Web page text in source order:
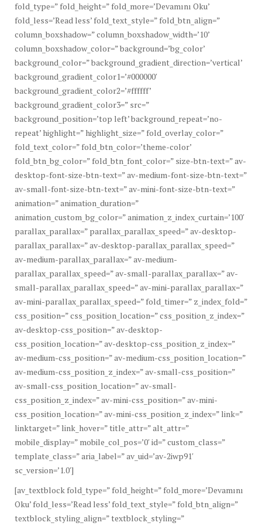
fold_type=” fold_height=” fold_more=’Devamını Oku’
fold_less=’Read less’ fold_text_style=” fold_btn_align=”
column_boxshadow=” column_boxshadow_width=’10’
column_boxshadow_color=” background=’bg_color’
background_color=” background_gradient_direction=’vertical’
background_gradient_color1=’#000000′
background_gradient_color2=’#ffffff’
background_gradient_color3=” src=”
background_position=’top left’ background_repeat=’no-
repeat’ highlight=” highlight_size=” fold_overlay_color=”
fold_text_color=” fold_btn_color=’theme-color’
fold_btn_bg_color=” fold_btn_font_color=” size-btn-text=” av-
desktop-font-size-btn-text=” av-medium-font-size-btn-text=”
av-small-font-size-btn-text=” av-mini-font-size-btn-text=”
animation=” animation_duration=”
animation_custom_bg_color=” animation_z_index_curtain=’100′
parallax_parallax=” parallax_parallax_speed=” av-desktop-
parallax_parallax=” av-desktop-parallax_parallax_speed=”
av-medium-parallax_parallax=” av-medium-
parallax_parallax_speed=” av-small-parallax_parallax=” av-
small-parallax_parallax_speed=” av-mini-parallax_parallax=”
av-mini-parallax_parallax_speed=” fold_timer=” z_index_fold=”
css_position=” css_position_location=” css_position_z_index=”
av-desktop-css_position=” av-desktop-
css_position_location=” av-desktop-css_position_z_index=”
av-medium-css_position=” av-medium-css_position_location=”
av-medium-css_position_z_index=” av-small-css_position=”
av-small-css_position_location=” av-small-
css_position_z_index=” av-mini-css_position=” av-mini-
css_position_location=” av-mini-css_position_z_index=” link=”
linktarget=” link_hover=” title_attr=” alt_attr=”
mobile_display=” mobile_col_pos=’0′ id=” custom_class=”
template_class=” aria_label=” av_uid=’av-2iwp91′
sc_version=’1.0′]
[av_textblock fold_type=” fold_height=” fold_more=’Devamını
Oku’ fold_less=’Read less’ fold_text_style=” fold_btn_align=”
textblock_styling_align=” textblock_styling=”